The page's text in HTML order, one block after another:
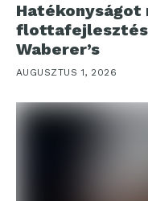
Hatékonyságot
Waberer’s
AUGUSZTUS 1, 2026